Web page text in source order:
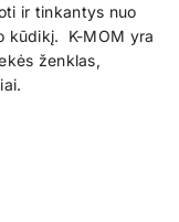
ir tinkantys nuo
kūdikį. K-MOM yra
ženklas,